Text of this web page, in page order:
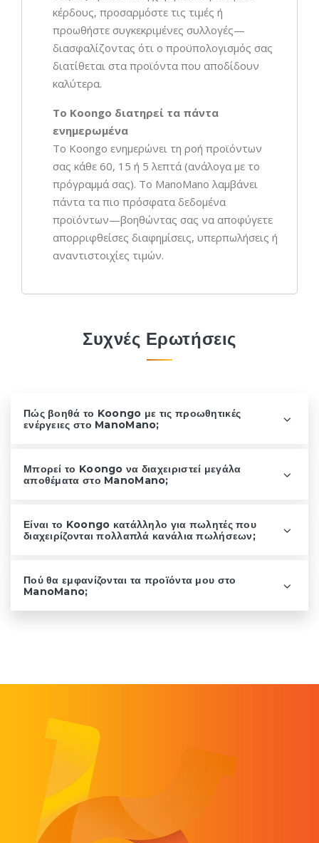
κέρδους, προσαρμόστε τις τιμές ή
προωθήστε συγκεκριμένες συλλογές—
διασφαλίζοντας ότι ο προϋπολογισμός σας
διατίθεται στα προϊόντα που αποδίδουν
καλύτερα.
Το Koongo διατηρεί τα πάντα
ενημερωμένα
Το Koongo ενημερώνει τη ροή προϊόντων
σας κάθε 60, 15 ή 5 λεπτά (ανάλογα με το
πρόγραμμά σας). Το ManoMano λαμβάνει
πάντα τα πιο πρόσφατα δεδομένα
προϊόντων—βοηθώντας σας να αποφύγετε
απορριφθείσες διαφημίσεις, υπερπωλήσεις ή
αναντιστοιχίες τιμών.
Συχνές Ερωτήσεις
Πώς βοηθά το Koongo με τις προωθητικές
ενέργειες στο ManoMano;
Μπορεί το Koongo να διαχειριστεί μεγάλα
αποθέματα στο ManoMano;
Είναι το Koongo κατάλληλο για πωλητές που
διαχειρίζονται πολλαπλά κανάλια πωλήσεων;
Πού θα εμφανίζονται τα προϊόντα μου στο
ManoMano;